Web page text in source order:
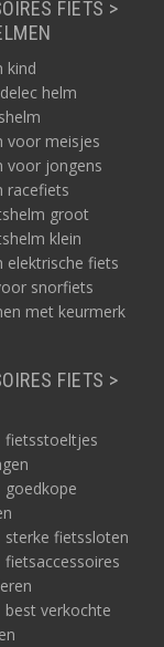
FIETS >
kind
helm
voor meisjes
voor jongens
racefiets
groot
klein
elektrische fiets
snorfiets
met keurmerk
FIETS >
fietsstoeltjes
sterke fietssloten
verkochte